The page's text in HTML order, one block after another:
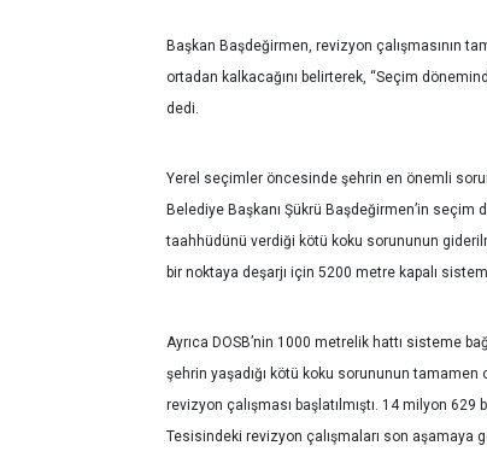
Başkan Başdeğirmen, revizyon çalışmasının
ortadan kalkacağını belirterek, “Seçim
dedi.
Yerel seçimler öncesinde şehrin en önemli
Belediye Başkanı Şükrü Başdeğirmen’in seçim
taahhüdünü verdiği kötü koku sorununun
bir noktaya deşarjı için 5200 metre kapalı
Ayrıca DOSB’nin 1000 metrelik hattı sisteme
şehrin yaşadığı kötü koku sorununun tamamen
revizyon çalışması başlatılmıştı. 14 milyon 629
Tesisindeki revizyon çalışmaları son aşamaya